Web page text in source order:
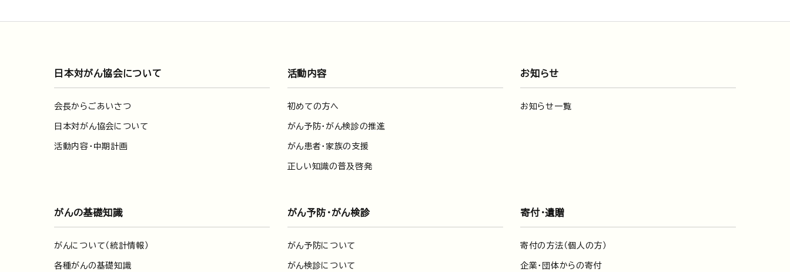
日本対がん協会について
会長からごあいさつ
日本対がん協会について
活動内容・中期計画
活動内容
初めての方へ
がん予防・がん検診の推進
がん患者・家族の支援
正しい知識の普及啓発
お知らせ
お知らせ一覧
がんの基礎知識
がんについて（統計情報）
各種がんの基礎知識
がん予防・がん検診
がん予防について
がん検診について
寄付・遺贈
寄付の方法（個人の方）
企業・団体からの寄付